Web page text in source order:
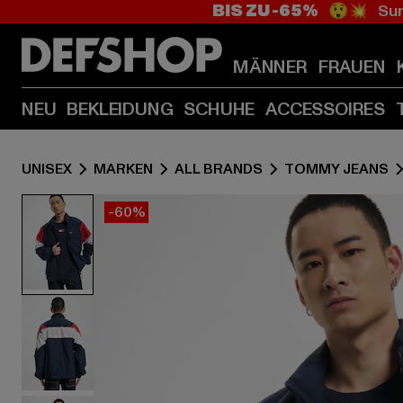
BIS ZU -65% 😲💥
MÄNNER FRAUEN
NEU BEKLEIDUNG SCHUHE ACCESSOIRES
UNISEX MARKEN ALL BRANDS TOMMY JEANS
-60%